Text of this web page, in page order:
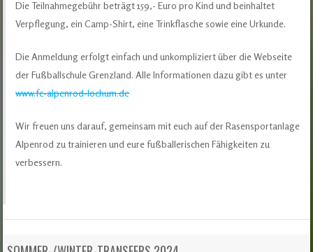
Die Teilnahmegebühr beträgt 159,- Euro pro Kind und beinhaltet
Verpflegung, ein Camp-Shirt, eine Trinkflasche sowie eine Urkunde.
Die Anmeldung erfolgt einfach und unkompliziert über die Webseite
der Fußballschule Grenzland. Alle Informationen dazu gibt es unter
www.fc-alpenrod-lochum.de
Wir freuen uns darauf, gemeinsam mit euch auf der Rasensportanlage
Alpenrod zu trainieren und eure fußballerischen Fähigkeiten zu
verbessern.